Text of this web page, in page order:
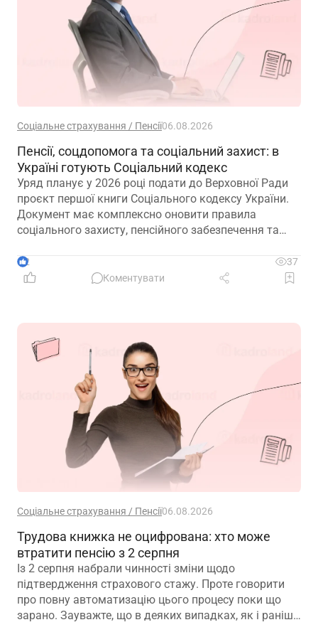
Соціальне страхування / Пенсії06.08.2026
Пенсії, соцдопомога та соціальний захист: в
Україні готують Соціальний кодекс
Уряд планує у 2026 році подати до Верховної Ради
проєкт першої книги Соціального кодексу України.
Документ має комплексно оновити правила
соціального захисту, пенсійного забезпечення та
близько 100 законодавчих актів із правом ЄС
2
37
Коментувати
Соціальне страхування / Пенсії06.08.2026
Трудова книжка не оцифрована: хто може
втратити пенсію з 2 серпня
Із 2 серпня набрали чинності зміни щодо
підтвердження страхового стажу. Проте говорити
про повну автоматизацію цього процесу поки що
зарано. Зауважте, що в деяких випадках, як і раніше,